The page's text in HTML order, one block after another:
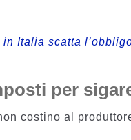
Italia scatta
per
costino al